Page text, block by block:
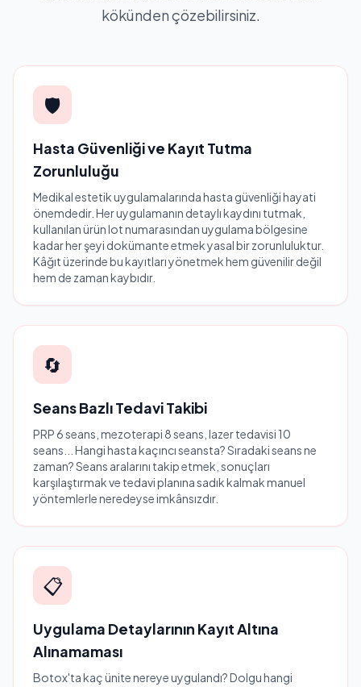
kökünden çözebilirsiniz.
🛡️
Hasta Güvenliği ve Kayıt Tutma
Zorunluluğu
Medikal estetik uygulamalarında hasta güvenliği hayati
önemdedir. Her uygulamanın detaylı kaydını tutmak,
kullanılan ürün lot numarasından uygulama bölgesine
kadar her şeyi dokümante etmek yasal bir zorunluluktur.
Kâğıt üzerinde bu kayıtları yönetmek hem güvenilir değil
hem de zaman kaybıdır.
🔄
Seans Bazlı Tedavi Takibi
PRP 6 seans, mezoterapi 8 seans, lazer tedavisi 10
seans... Hangi hasta kaçıncı seansta? Sıradaki seans ne
zaman? Seans aralarını takip etmek, sonuçları
karşılaştırmak ve tedavi planına sadık kalmak manuel
yöntemlerle neredeyse imkânsızdır.
📋
Uygulama Detaylarının Kayıt Altına
Alınamaması
Botox'ta kaç ünite nereye uygulandı? Dolgu hangi